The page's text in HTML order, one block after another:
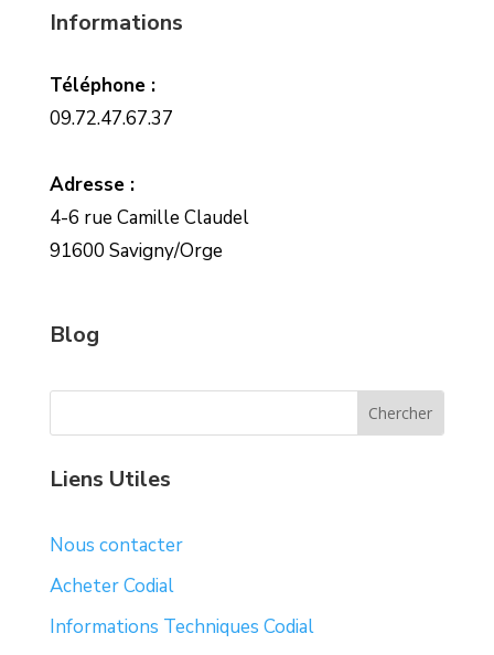
Informations
Téléphone :
09.72.47.67.37
Adresse :
4-6 rue Camille Claudel
91600 Savigny/Orge
Blog
Liens Utiles
Nous contacter
Acheter Codial
Informations Techniques Codial